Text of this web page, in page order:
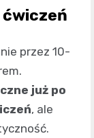
przez 10-
już po
, ale